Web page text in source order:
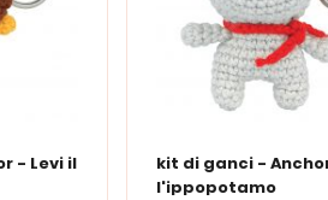
- Levi il
kit di ganci -
l'ippopotamo